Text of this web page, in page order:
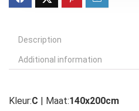
Description
Additional information
Kleur:C | Maat:140x200cm